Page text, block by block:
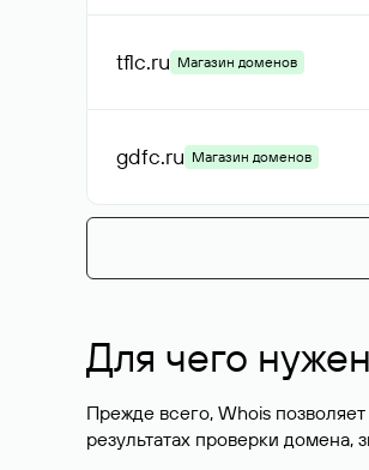
tflc.ru Магазин доменов
gdfc.ru Магазин доменов
Для чего
Прежде всего, Whois
результатах проверки